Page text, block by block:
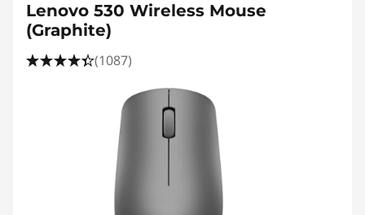
Lenovo 530 Wireless Mouse
(Graphite)
(1087)